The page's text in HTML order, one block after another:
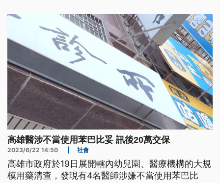
高雄醫涉不當使用苯巴比妥 訊後20萬交保
2023/6/22 14:50 社會
高雄市政府於19日展開轄內幼兒園、醫療機構的大規
模用藥清查，發現有4名醫師涉嫌不當使用苯巴比